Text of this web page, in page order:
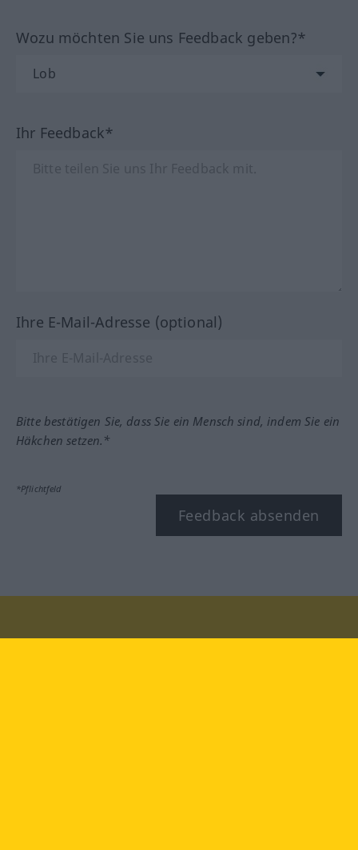
Wozu möchten Sie uns Feedback geben?*
Ihr Feedback*
Ihre E-Mail-Adresse (optional)
Bitte bestätigen Sie, dass Sie ein Mensch sind, indem Sie ein
Häkchen setzen.*
*Pflichtfeld
Feedback absenden
Besuchen Sie uns auf: